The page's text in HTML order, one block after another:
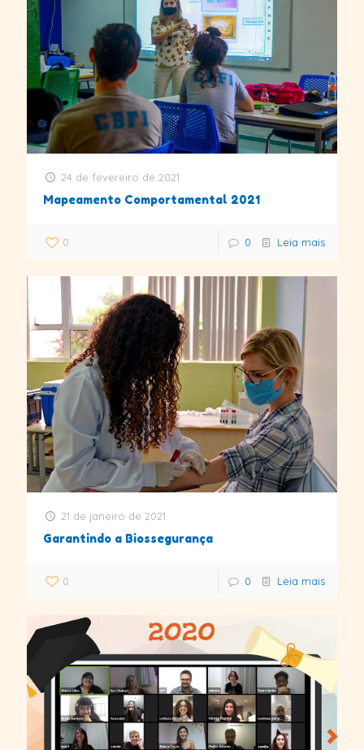
24 de fevereiro de 2021
Mapeamento Comportamental 2021
0 0 Leia mais
21 de janeiro de 2021
Garantindo a Biossegurança
0 0 Leia mais